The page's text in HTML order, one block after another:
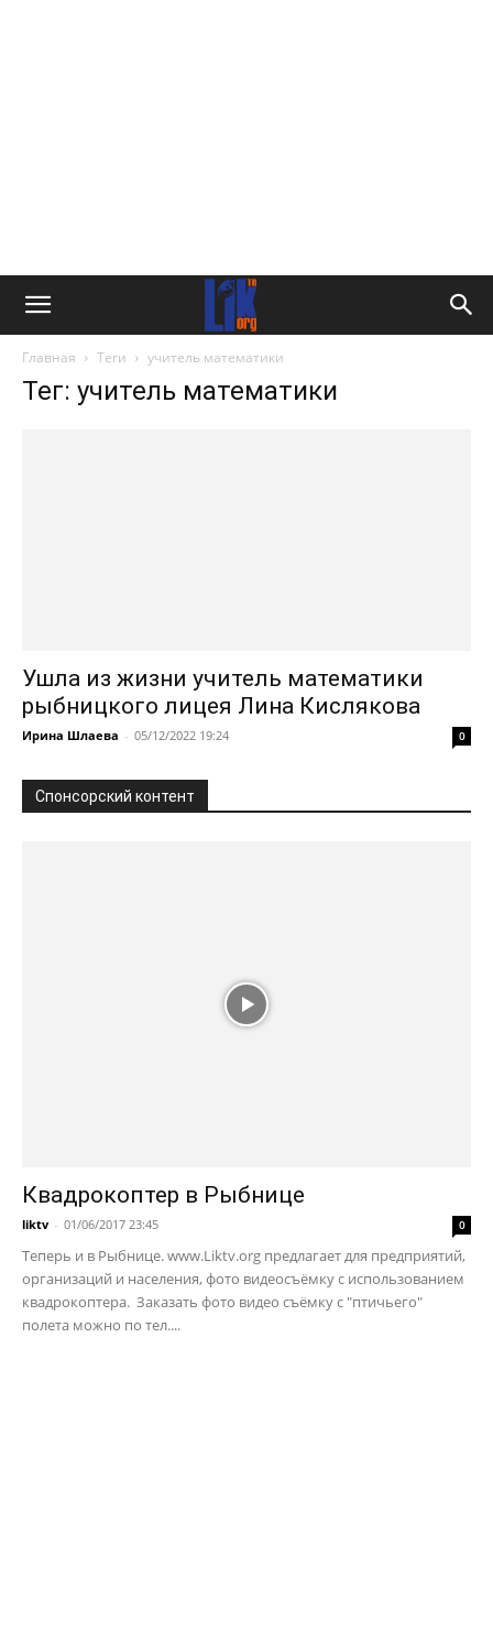
Главная Теги учитель математики
Тег: учитель математики
Ушла из жизни учитель математики
рыбницкого лицея Лина Кислякова
Ирина Шлаева - 05/12/2022 19:24 0
Спонсорский контент
Квадрокоптер в Рыбнице
liktv - 01/06/2017 23:45 0
Теперь и в Рыбнице. www.Liktv.org предлагает для предприятий,
организаций и населения, фото видеосъёмку с использованием
квадрокоптера. Заказать фото видео съёмку с "птичьего"
полета можно по тел....